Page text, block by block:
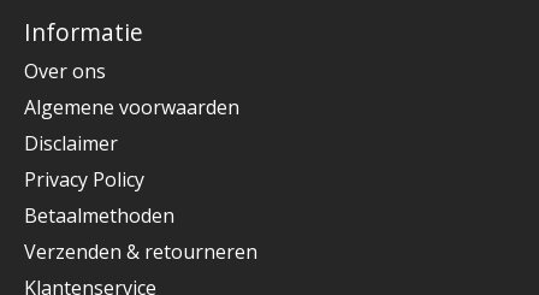
Informatie
Over ons
Algemene voorwaarden
Disclaimer
Privacy Policy
Betaalmethoden
Verzenden & retourneren
Klantenservice